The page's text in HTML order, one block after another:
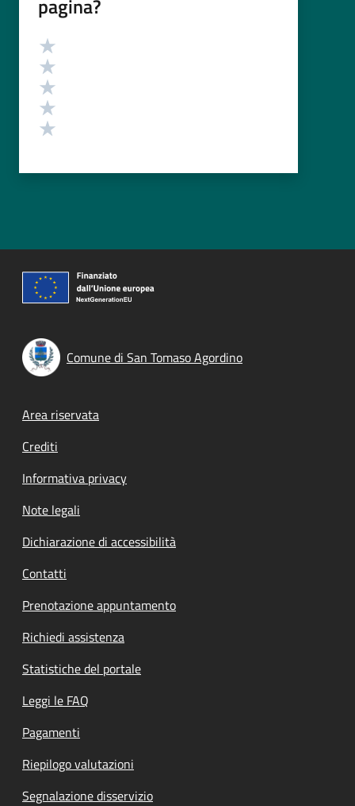
pagina?
Valutazione
Comune di San Tomaso Agordino
Footer menu
Area riservata
Crediti
Informativa privacy
Note legali
Dichiarazione di accessibilità
Contatti
Prenotazione appuntamento
Richiedi assistenza
Statistiche del portale
Leggi le FAQ
Pagamenti
Riepilogo valutazioni
Segnalazione disservizio